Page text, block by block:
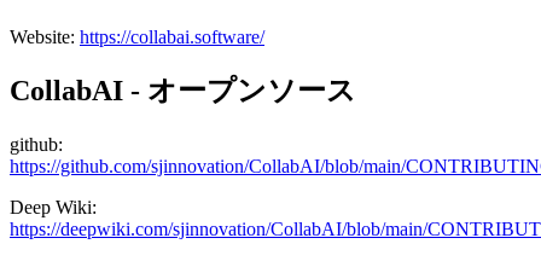
Website: https://collabai.software/
CollabAI - オープンソース
github:
https://github.com/sjinnovation/CollabAI/blob/main/
Deep Wiki:
https://deepwiki.com/sjinnovation/CollabAI/blob/main/